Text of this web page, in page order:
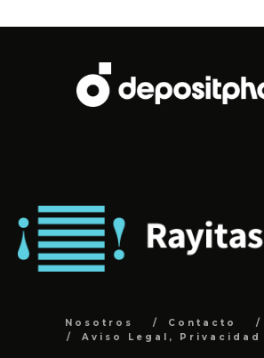
Nosotros Contacto
Aviso Legal, Privacidad